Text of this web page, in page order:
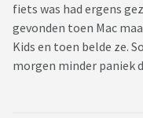
fiets was had ergens
gevonden toen Mac
Kids en toen belde ze.
morgen minder paniek